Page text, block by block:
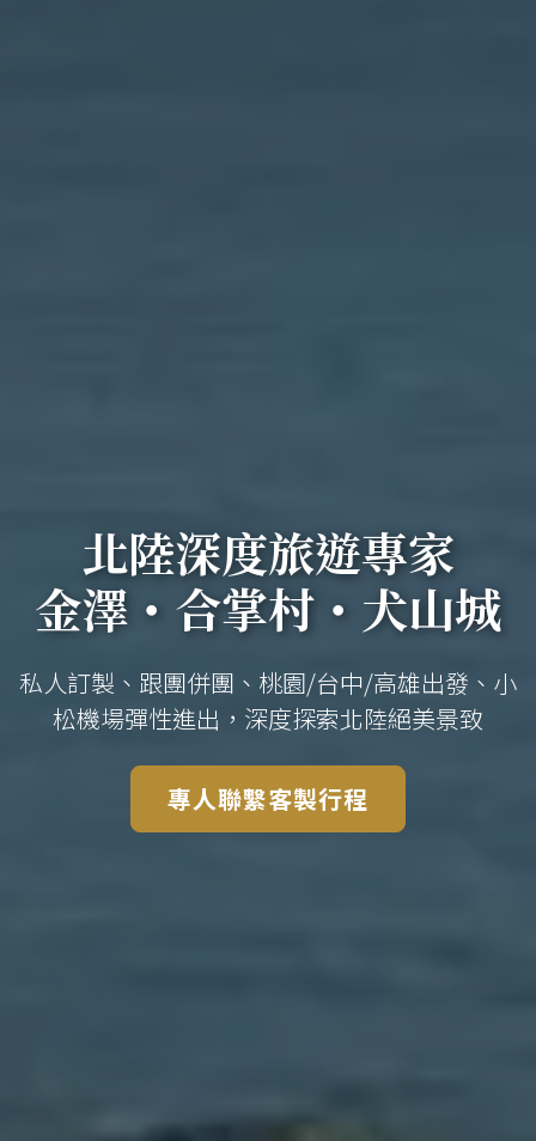
北陸深度旅遊專家
金澤・合掌村・犬山城
私人訂製、跟團併團、桃園/台中/高雄出發、小
松機場彈性進出，深度探索北陸絕美景致
專人聯繫客製行程